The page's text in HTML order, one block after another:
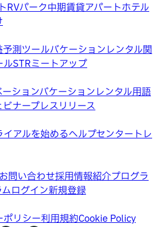
RVパーク中期賃貸アパートホテル
予測ツールバケーションレンタル関
ルSTRミートアップ
ションバケーションレンタル用語
ナープレスリリース
イアルを始めるヘルプセンタートレ
問い合わせ採用情報紹介プログラ
ログイン新規登録
ポリシー利用規約Cookie Policy